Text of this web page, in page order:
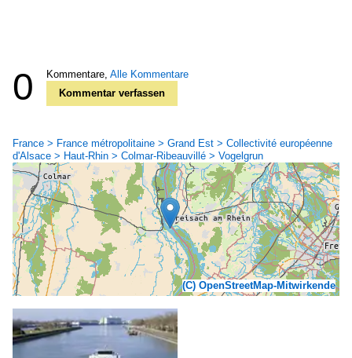
0 Kommentare, Alle Kommentare
Kommentar verfassen
France > France métropolitaine > Grand Est > Collectivité européenne
d'Alsace > Haut-Rhin > Colmar-Ribeauvillé > Vogelgrun
(C) OpenStreetMap-Mitwirkende